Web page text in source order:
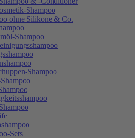
Shampoo
ohne Silikone & Co.
Shampoo
Shampoo
Sets